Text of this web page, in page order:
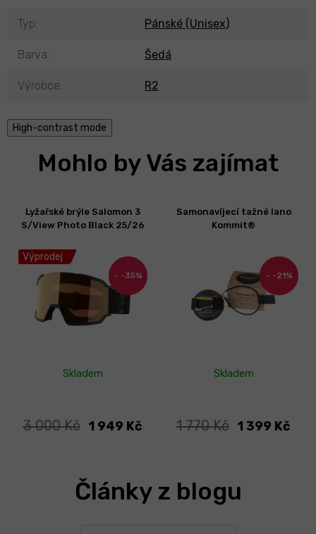
Typ: Pánské (Unisex)
Barva: Šedá
Výrobce: R2
High-contrast mode
Mohlo by Vás zajímat
Výprodej
-35%
Lyžařské brýle Salomon 3
S/View Photo Black 25/26
Skladem
3 000 Kč 1 949 Kč
-21%
Samonavíjecí tažné lano
Kommit®
Skladem
1 770 Kč 1 399 Kč
Články z blogu